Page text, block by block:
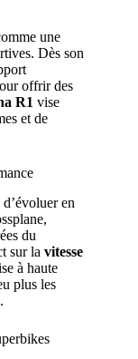
une
Dès son
offrir des
R1 vise
et de
en
du
sur la vitesse
à haute
plus les